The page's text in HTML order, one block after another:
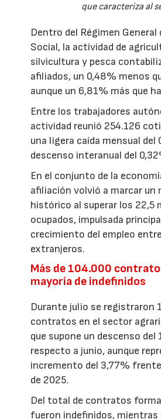
que caracteriza al
Dentro del Régimen General
Social, la actividad de
silvicultura y pesca
afiliados, un 0,48% menos
aunque un 6,81% más que
Entre los trabajadores
actividad reunió 254.126
una ligera caída mensual del
descenso interanual del
En el conjunto de la
afiliación volvió a marcar un
histórico al superar los 22,5
ocupados, impulsada
crecimiento del empleo
extranjeros.
Más de 104.000
mayoría de indefinidos
Durante julio se registraron
contratos en el sector
que supone un descenso del
respecto a junio, aunque
incremento del 3,77%
de 2025.
Del total de contratos
fueron indefinidos, mientras